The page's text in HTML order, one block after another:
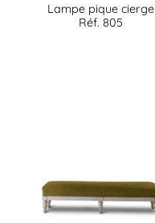
Lampe pique cierge
Réf. 805